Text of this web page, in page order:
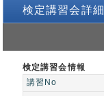
検定講習会詳細
検定講習会情報
講習No